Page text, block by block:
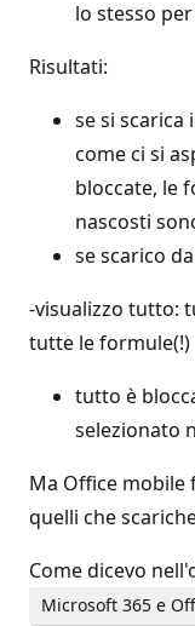
lo stesso
Risultati:
se si scarica
come ci si
bloccate, le
nascosti
se scarico
-visualizzo tutto:
tutte le formule(!)
tutto è
selezionato
Ma Office
quelli che
Come dicevo
Microsoft 365 e